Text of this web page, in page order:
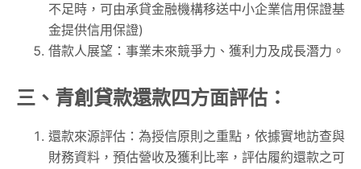
不足時，可由承貸金融機構移送中小企業信用保證基
金提供信用保證)
借款人展望：事業未來競爭力、獲利力及成長潛力。
三、青創貸款還款四方面評估：
還款來源評估：為授信原則之重點，依據實地訪查與
財務資料，預估營收及獲利比率，評估履約還款之可